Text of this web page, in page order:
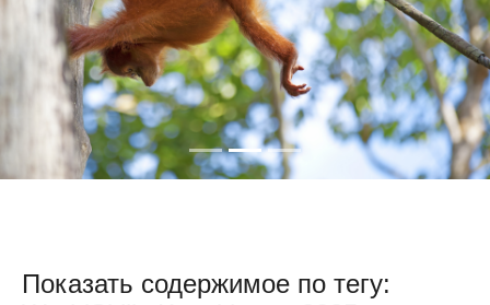
Показать содержимое по тегу: